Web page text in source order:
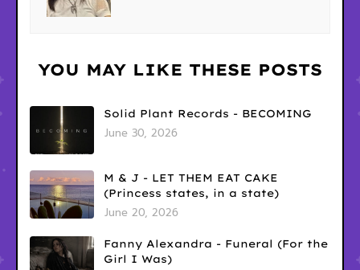
YOU MAY LIKE THESE POSTS
Solid Plant Records - BECOMING
June 30, 2026
M & J - LET THEM EAT CAKE
(Princess states, in a state)
June 20, 2026
Fanny Alexandra - Funeral (For the
Girl I Was)